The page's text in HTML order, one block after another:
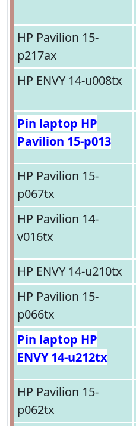
HP Pavilion 15-
p217ax
HP ENVY 14-u008tx
Pin laptop HP
Pavilion 15-p013
HP Pavilion 15-
p067tx
HP Pavilion 14-
v016tx
HP ENVY 14-u210tx
HP Pavilion 15-
p066tx
Pin laptop HP
ENVY 14-u212tx
HP Pavilion 15-
p062tx